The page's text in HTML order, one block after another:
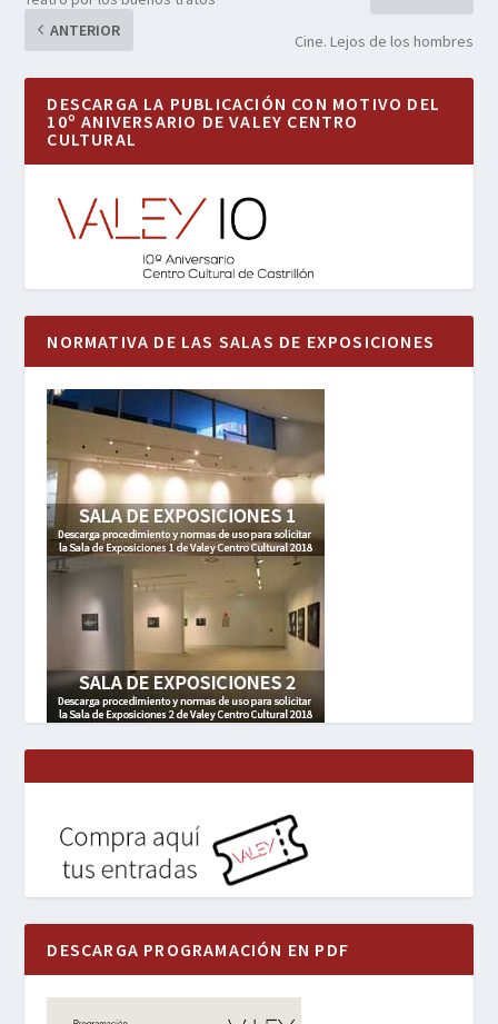
ANTERIOR
Cine. Lejos de los hombres
DESCARGA LA PUBLICACIÓN CON MOTIVO DEL
10º ANIVERSARIO DE VALEY CENTRO
CULTURAL
NORMATIVA DE LAS SALAS DE EXPOSICIONES
DESCARGA PROGRAMACIÓN EN PDF